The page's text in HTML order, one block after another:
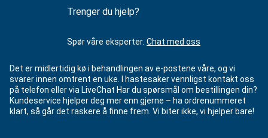
Trenger du hjelp?
Spør våre eksperter. Chat med oss
Det er midlertidig kø i behandlingen av e-postene våre, og vi
svarer innen omtrent en uke. I hastesaker vennligst kontakt oss
på telefon eller via LiveChat Har du spørsmål om bestillingen din?
Kundeservice hjelper deg mer enn gjerne – ha ordrenummeret
klart, så går det raskere å finne frem. Vi biter ikke, vi hjelper bare!